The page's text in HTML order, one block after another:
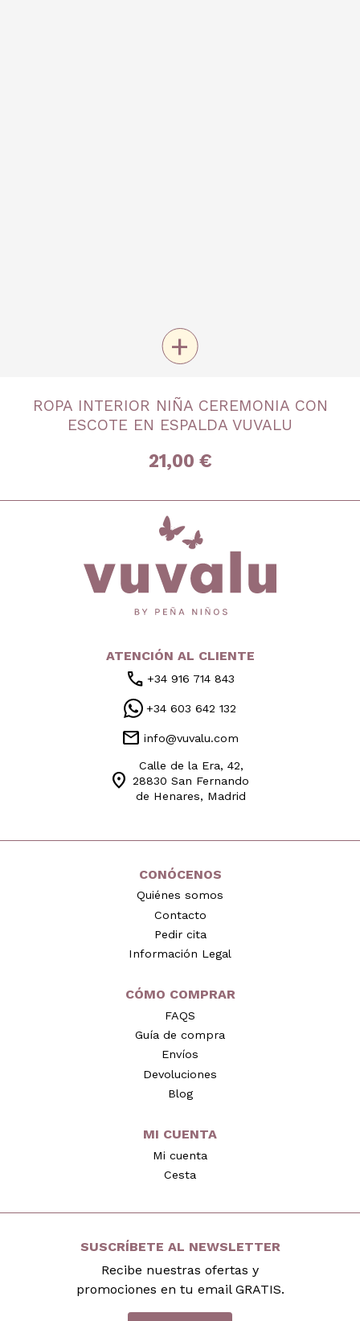
4 años 6 años 8 años 10 años
12 años
+
ROPA INTERIOR NIÑA CEREMONIA CON
ESCOTE EN ESPALDA VUVALU
21,00 €
ATENCIÓN AL CLIENTE
call +34 916 714 843
+34 603 642 132
mail info@vuvalu.com
location_on
Calle de la Era, 42,
28830 San Fernando
de Henares, Madrid
CONÓCENOS
Quiénes somos
Contacto
Pedir cita
Información Legal
CÓMO COMPRAR
FAQS
Guía de compra
Envíos
Devoluciones
Blog
MI CUENTA
Mi cuenta
Cesta
SUSCRÍBETE AL NEWSLETTER
Recibe nuestras ofertas y
promociones en tu email GRATIS.